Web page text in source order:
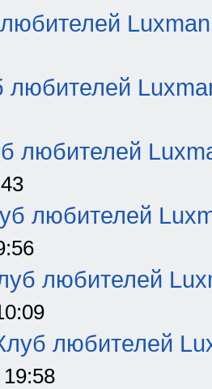
Luxman
любителей
любителей
любителей
любителей
любителей